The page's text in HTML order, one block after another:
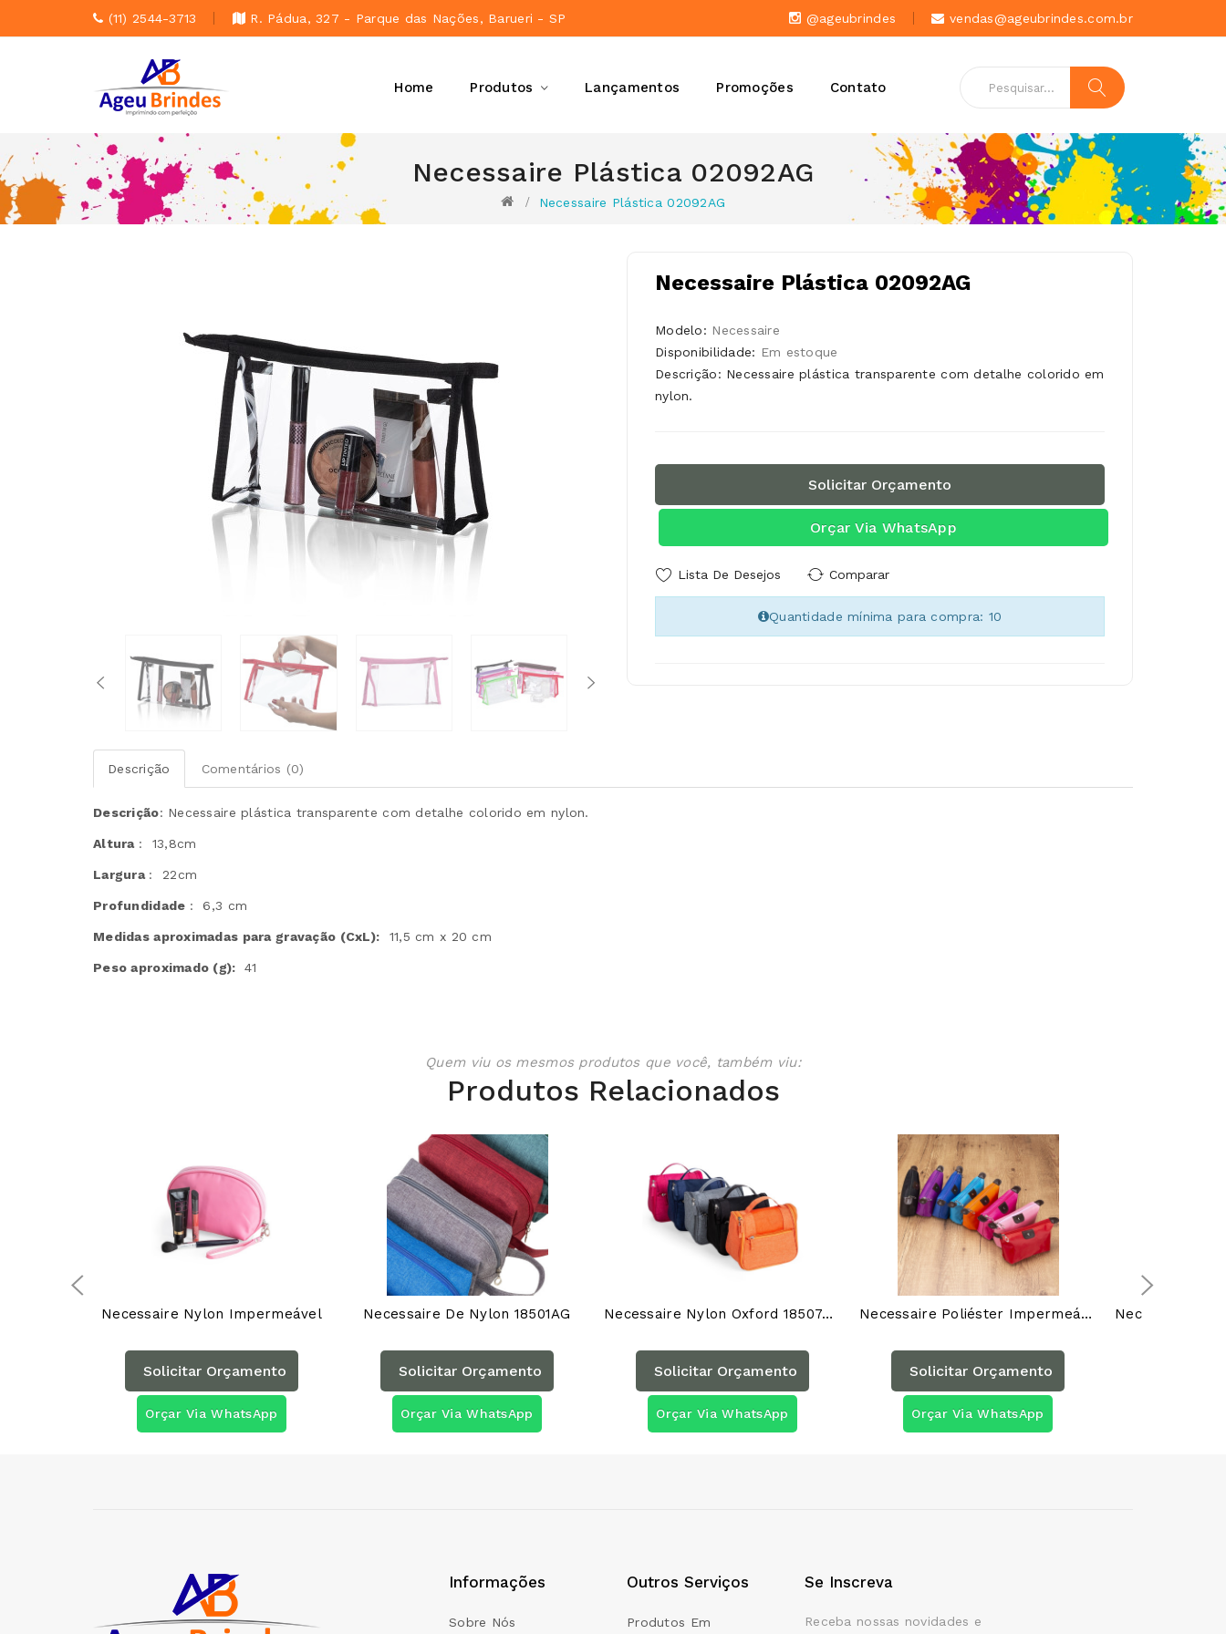
(11) 2544-3713 R. Pádua, 327 - Parque das Nações, Barueri - SP @ageubrindes vendas@ageubrindes.com.br
Home Produtos Lançamentos Promoções Contato
Necessaire Plástica 02092AG
Necessaire Plástica 02092AG
Necessaire Plástica 02092AG
Modelo: Necessaire
Disponibilidade: Em estoque
Descrição: Necessaire plástica transparente com detalhe colorido em
nylon.
Solicitar Orçamento
Orçar Via WhatsApp
Lista De Desejos Comparar
Quantidade mínima para compra: 10
Descrição Comentários (0)
Descrição: Necessaire plástica transparente com detalhe colorido em nylon.
Altura : 13,8cm
Largura : 22cm
Profundidade : 6,3 cm
Medidas aproximadas para gravação (CxL): 11,5 cm x 20 cm
Peso aproximado (g): 41
Quem viu os mesmos produtos que você, também viu:
Produtos Relacionados
Necessaire Nylon Impermeável
Solicitar Orçamento
Orçar Via WhatsApp
Necessaire De Nylon 18501AG
Solicitar Orçamento
Orçar Via WhatsApp
Necessaire Nylon Oxford 18507AG
Solicitar Orçamento
Orçar Via WhatsApp
Necessaire Poliéster Impermeável 18516AG
Solicitar Orçamento
Orçar Via WhatsApp
Informações
Sobre Nós
Outros Serviços
Produtos Em
Se Inscreva
Receba nossas novidades e